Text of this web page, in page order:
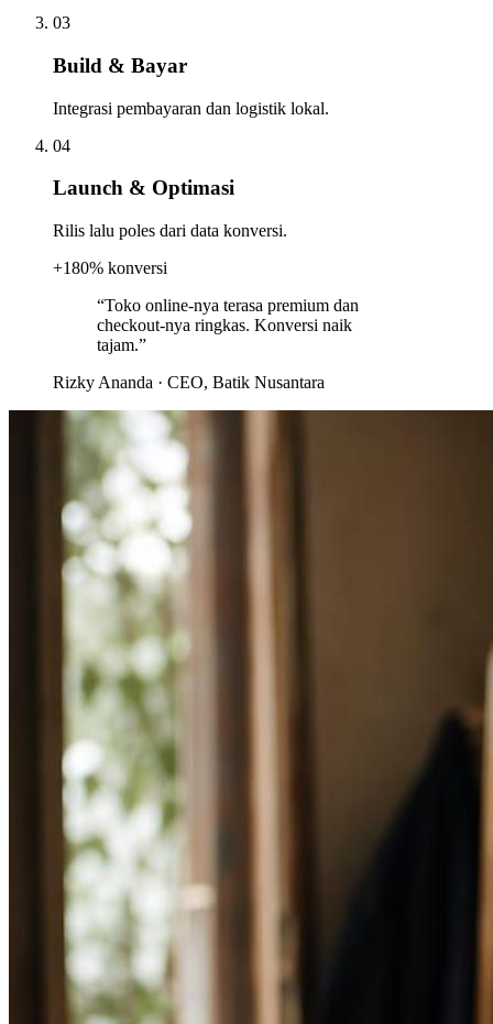
03
Build & Bayar
Integrasi pembayaran dan logistik lokal.
04
Launch & Optimasi
Rilis lalu poles dari data konversi.
+180% konversi
“Toko online-nya terasa premium dan
checkout-nya ringkas. Konversi naik
tajam.”
Rizky Ananda · CEO, Batik Nusantara